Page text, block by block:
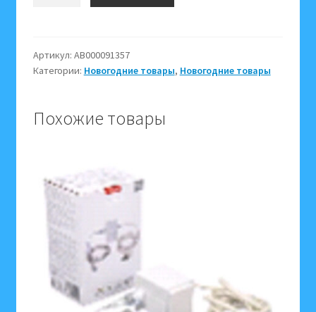
большой
1064-
серебро
Артикул: АВ000091357
Категории: Новогодние товары, Новогодние товары
Похожие товары